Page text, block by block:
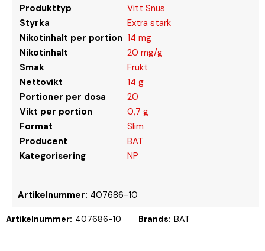
Produkttyp
Vitt Snus
Styrka
Extra stark
Nikotinhalt per portion 14 mg
Nikotinhalt
20 mg/g
Smak
Frukt
Nettovikt
14 g
Portioner per dosa
20
Vikt per portion
0,7 g
Format
Slim
Producent
BAT
Kategorisering
NP
Artikelnummer: 407686-10
Artikelnummer: 407686-10 Brands: BAT